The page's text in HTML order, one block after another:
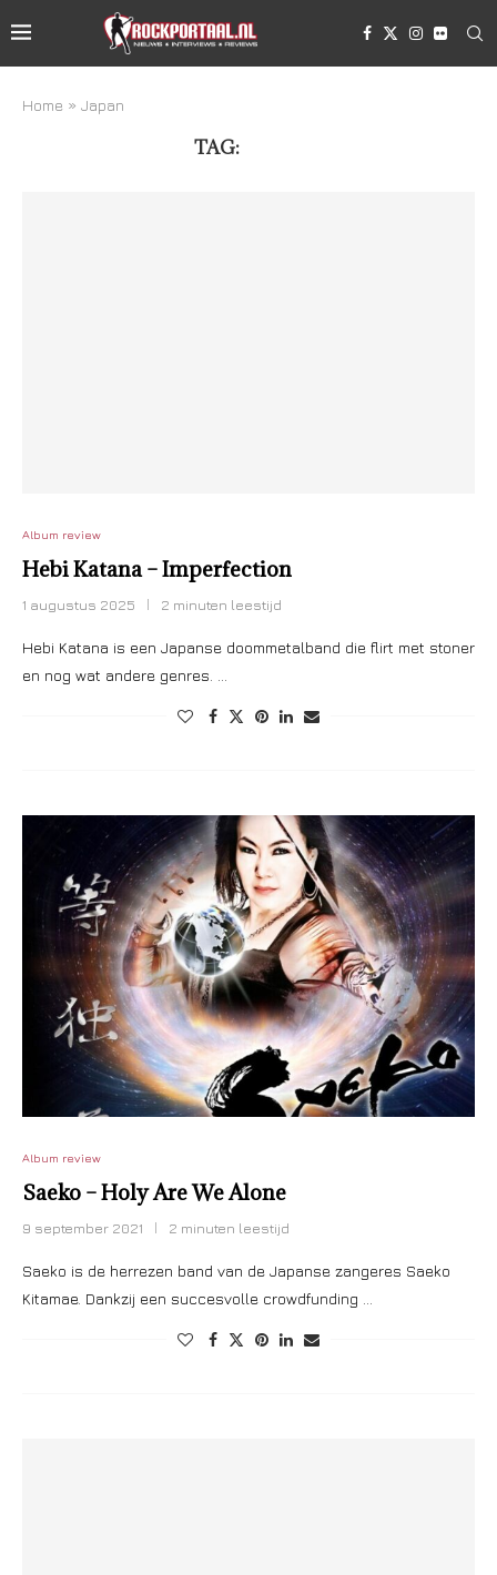
Home » Japan
TAG:
Album review
Hebi Katana – Imperfection
1 augustus 2025 2 minuten leestijd
Hebi Katana is een Japanse doommetalband die flirt met stoner
en nog wat andere genres. …
Album review
Saeko – Holy Are We Alone
9 september 2021 2 minuten leestijd
Saeko is de herrezen band van de Japanse zangeres Saeko
Kitamae. Dankzij een succesvolle crowdfunding …